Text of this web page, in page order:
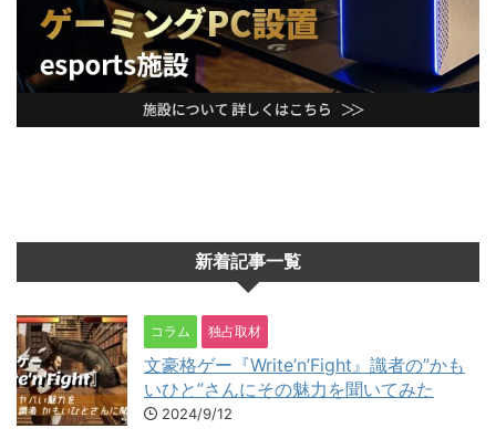
新着記事一覧
コラム 独占取材
文豪格ゲー『Write’n’Fight』識者の”かも
いひと”さんにその魅力を聞いてみた
2024/9/12